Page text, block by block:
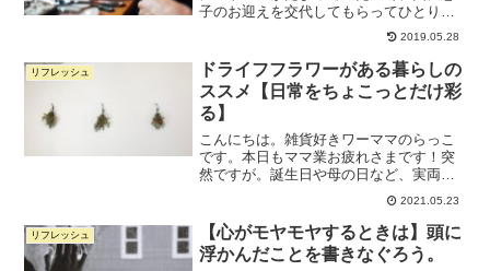
子のお迎えを交代してもらってひとり晩
御飯をしてきました。 猛烈に肉が食べた
い気分で、ステーキかハンバーグか迷っ
て、ハンバーグにしました。 行ったの
は、自由が丘の山本の...
2019.05.28
リフレッシュ
ドライフフラワーがある暮らしの
ススメ【日常をちょこっとだけ彩
る】
こんにちは。雑貨好きワーママのらっこ
です。本日もママ業お疲れさまです！突
然ですが。誕生日や母の日など、実両親
や義両親にプレゼントを用意するシーン
って多いですよね。珍しい食べ物を探し
てみたり、生花にしてみたり、色々手を
変え品を変えとしてきたの...
2021.05.23
リフレッシュ
【心がモヤモヤするときは】頭に
浮かんだことを書きなぐろう。